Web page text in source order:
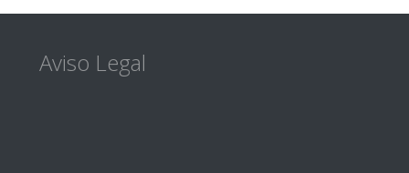
Footer
Aviso Legal